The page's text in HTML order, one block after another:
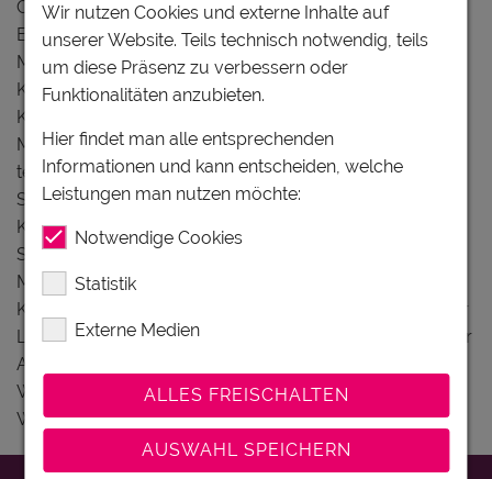
Copyright:
Erzherzogshut©Stift Klosterneuburg:Rupert
Mühlbacher:G.A.S., Kaiserzimmer©Stift
Klosterneuburg:G.A.S., Kreuzgang©Stift
Klosterneuburg:Rupert Mühlbacher:G.A.S.,
Mamorsaal©Stift Klosterneuburg:Rita Newman, Sala
terrena©Stift Klosterneuburg:Rupert Mühlbacher:G.A.S.,
Stift©Stift Klosterneuburg:Jürgen Skarwan, Stift
Klosterneuburg©Stift Klosterneuburg: Jürgen Skarwan,
Stiftsbasilika©Stift Klosterneuburg:Rupert
Mühlbacher:G.A.S., Stiftskirche innen©Stift
Klosterneuburg, Stiftskirche©Stift Klosterneuburg:Victor
Liska, Stiftvonder Donauaus©Jürgen Skarwan, Verduner
Altar©Stift Klosterneuburg:Rupert Mühlbacher:G.A.S.,
Weinkeller©Stift Klosterneuburg:Gsoellpointner Jakob,
Weinpyramide©Stift Klosterneuburg:Jakob Gsöllpointer
Wir nutzen Cookies und externe Inhalte auf
unserer Website. Teils technisch notwendig, teils
um diese Präsenz zu verbessern oder
Funktionalitäten anzubieten.
Hier findet man alle entsprechenden
Informationen und kann entscheiden, welche
Leistungen man nutzen möchte:
Notwendige Cookies
Statistik
Externe Medien
ALLES FREISCHALTEN
AUSWAHL SPEICHERN